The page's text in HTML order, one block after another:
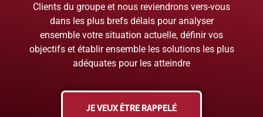
Clients du groupe et nous reviendrons vers-vous
dans les plus brefs délais pour analyser
ensemble votre situation actuelle, définir vos
objectifs et établir ensemble les solutions les plus
adéquates pour les atteindre
JE VEUX ÊTRE RAPPELÉ